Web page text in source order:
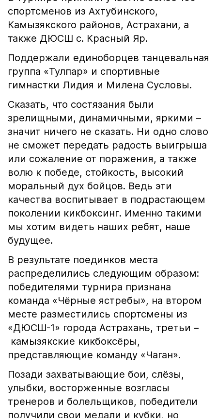
спортсменов из Ахтубинского,
Камызякского районов, Астрахани, а
также ДЮСШ с. Красный Яр.
Поддержали единоборцев танцевальная
группа «Тулпар» и спортивные
гимнастки Лидия и Милена Сусловы.
Сказать, что состязания были
зрелищными, динамичными, яркими –
значит ничего не сказать. Ни одно слово
не сможет передать радость выигрыша
или сожаление от поражения, а также
волю к победе, стойкость, высокий
моральный дух бойцов. Ведь эти
качества воспитывает в подрастающем
поколении кикбоксинг. Именно такими
мы хотим видеть наших ребят, наше
будущее.
В результате поединков места
распределились следующим образом:
победителями турнира признана
команда «Чёрные ястребы», на втором
месте разместились спортсмены из
«ДЮСШ-1» города Астрахань, третьи –
камызякские кикбоксёры,
представляющие команду «Чаган».
Позади захватывающие бои, слёзы,
улыбки, восторженные возгласы
тренеров и болельщиков, победители
получили свои медали и кубки, но